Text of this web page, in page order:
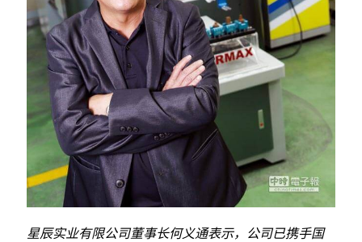
星辰实业有限公司董事长何义通表示，公司已携手国